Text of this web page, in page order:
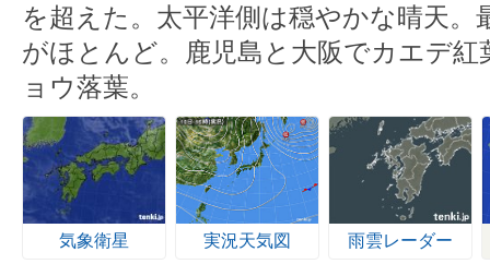
を超えた。太平洋側は穏やかな晴天。
がほとんど。鹿児島と大阪でカエデ
ョウ落葉。
気象衛星 実況天気図 雨雲レーダー